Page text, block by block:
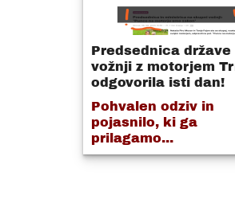
Predsednica države
vožnji z motorjem
odgovorila isti dan!
Pohvalen odziv in
pojasnilo, ki ga
prilagamo...